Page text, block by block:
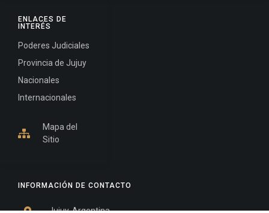
INFORMACIÓN DE CONTACTO
Jujuy, Argentina
ENLACES DE
INTERÉS
Poderes Judiciales
Provincia de Jujuy
Nacionales
Internacionales
Mapa del
Sitio